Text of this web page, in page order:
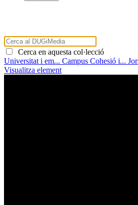
Cerca en aquesta col·lecció
Universitat i em... Campus Cohesió i...
Visualitza element